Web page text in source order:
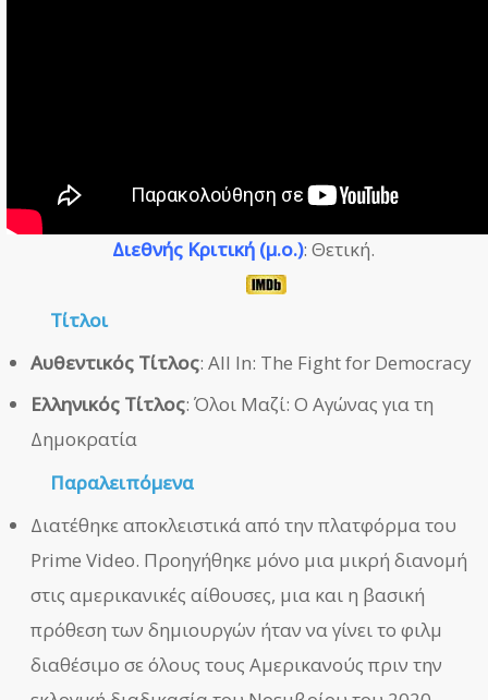
Διεθνής Κριτική (μ.ο.): Θετική.
Τίτλοι
Αυθεντικός Τίτλος: All In: The Fight for Democracy
Ελληνικός Τίτλος: Όλοι Μαζί: Ο Αγώνας για τη
Δημοκρατία
Παραλειπόμενα
Διατέθηκε αποκλειστικά από την πλατφόρμα του
Prime Video. Προηγήθηκε μόνο μια μικρή διανομή
στις αμερικανικές αίθουσες, μια και η βασική
πρόθεση των δημιουργών ήταν να γίνει το φιλμ
διαθέσιμο σε όλους τους Αμερικανούς πριν την